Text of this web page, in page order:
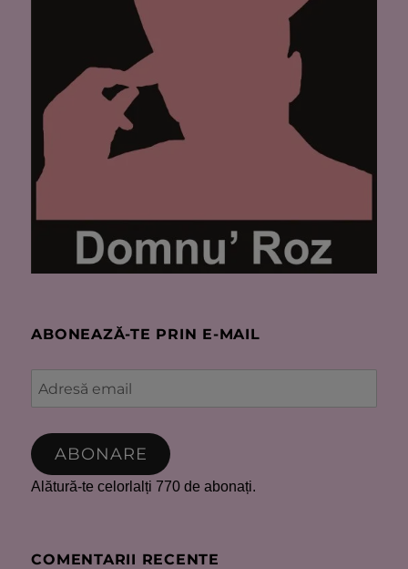
ABONEAZĂ-TE PRIN E-MAIL
Adresă
email
ABONARE
Alătură-te celorlalți 770 de abonați.
COMENTARII RECENTE